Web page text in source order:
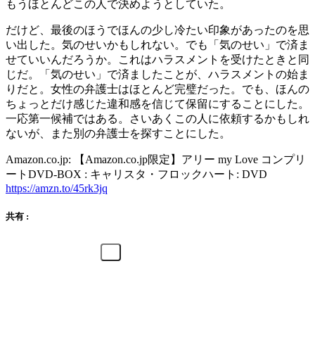
もうほとんどこの人で決めようとしていた。
だけど、最後のほうでほんの少し冷たい印象があったのを思
い出した。気のせいかもしれない。でも「気のせい」で済ま
せていいんだろうか。これはハラスメントを受けたときと同
じだ。「気のせい」で済ましたことが、ハラスメントの始ま
りだと。女性の弁護士はほとんど完璧だった。でも、ほんの
ちょっとだけ感じた違和感を信じて保留にすることにした。
一応第一候補ではある。さいあくこの人に依頼するかもしれ
ないが、また別の弁護士を探すことにした。
Amazon.co.jp: 【Amazon.co.jp限定】アリー my Love コンプリ
ートDVD-BOX : キャリスタ・フロックハート: DVD
https://amzn.to/45rk3jq
共有 :